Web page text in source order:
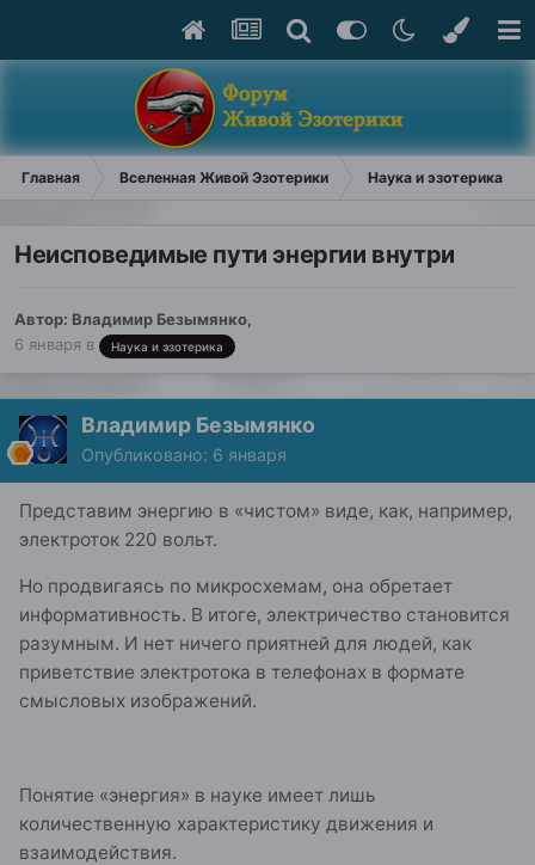
Главная Вселенная Живой Эзотерики Наука и эзотерика
Неисповедимые пути энергии внутри
Автор: Владимир Безымянко,
6 января в Наука и эзотерика
Владимир Безымянко
Опубликовано: 6 января
Представим энергию в «чистом» виде, как, например,
электроток 220 вольт.
Но продвигаясь по микросхемам, она обретает
информативность. В итоге, электричество становится
разумным. И нет ничего приятней для людей, как
приветствие электротока в телефонах в формате
смысловых изображений.
Понятие «энергия» в науке имеет лишь
количественную характеристику движения и
взаимодействия.